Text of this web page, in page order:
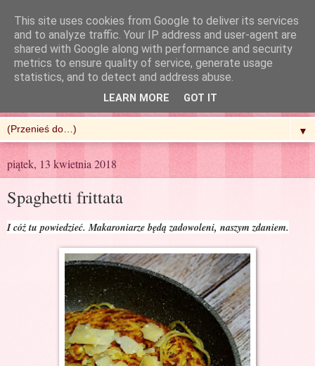
R'n'G Kitchen
▼
piątek, 13 kwietnia 2018
Spaghetti frittata
I cóż tu powiedzieć. Makaroniarze będą zadowoleni, naszym zdaniem.
This site uses cookies from Google to deliver its services
and to analyze traffic. Your IP address and user-agent are
shared with Google along with performance and security
metrics to ensure quality of service, generate usage
statistics, and to detect and address abuse.
LEARN MORE GOT IT